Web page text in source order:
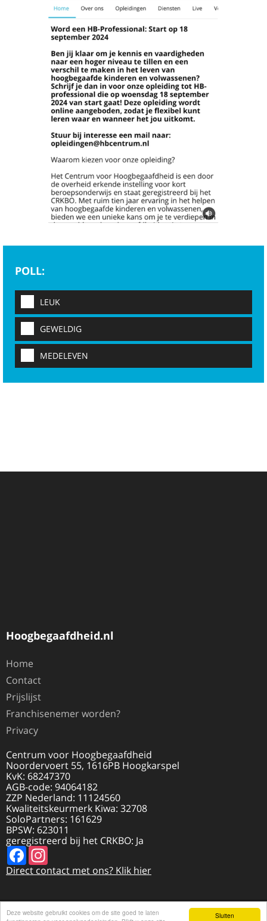
Sluiten
Deze website gebruikt cookies om de site goed te laten
POLL:
LEUK
GEWELDIG
MEDELEVEN
Hoogbegaafdheid.nl
Home
Contact
Prijslijst
Franchisenemer worden?
Privacy
Centrum voor Hoogbegaafdheid
Noordervoert 55, 1616PB Hoogkarspel
KvK: 68247370
AGB-code: 94064182
ZZP Nederland: 11124560
Kwaliteitskeurmerk Kiwa: 32708
SoloPartners: 161629
BPSW: 623011
geregistreerd bij het CRKBO: Ja
FacebookInstagram
Direct contact met ons? Klik hier
© 2026 HOOGBEGAAFDHEID.NL | REALISATIE